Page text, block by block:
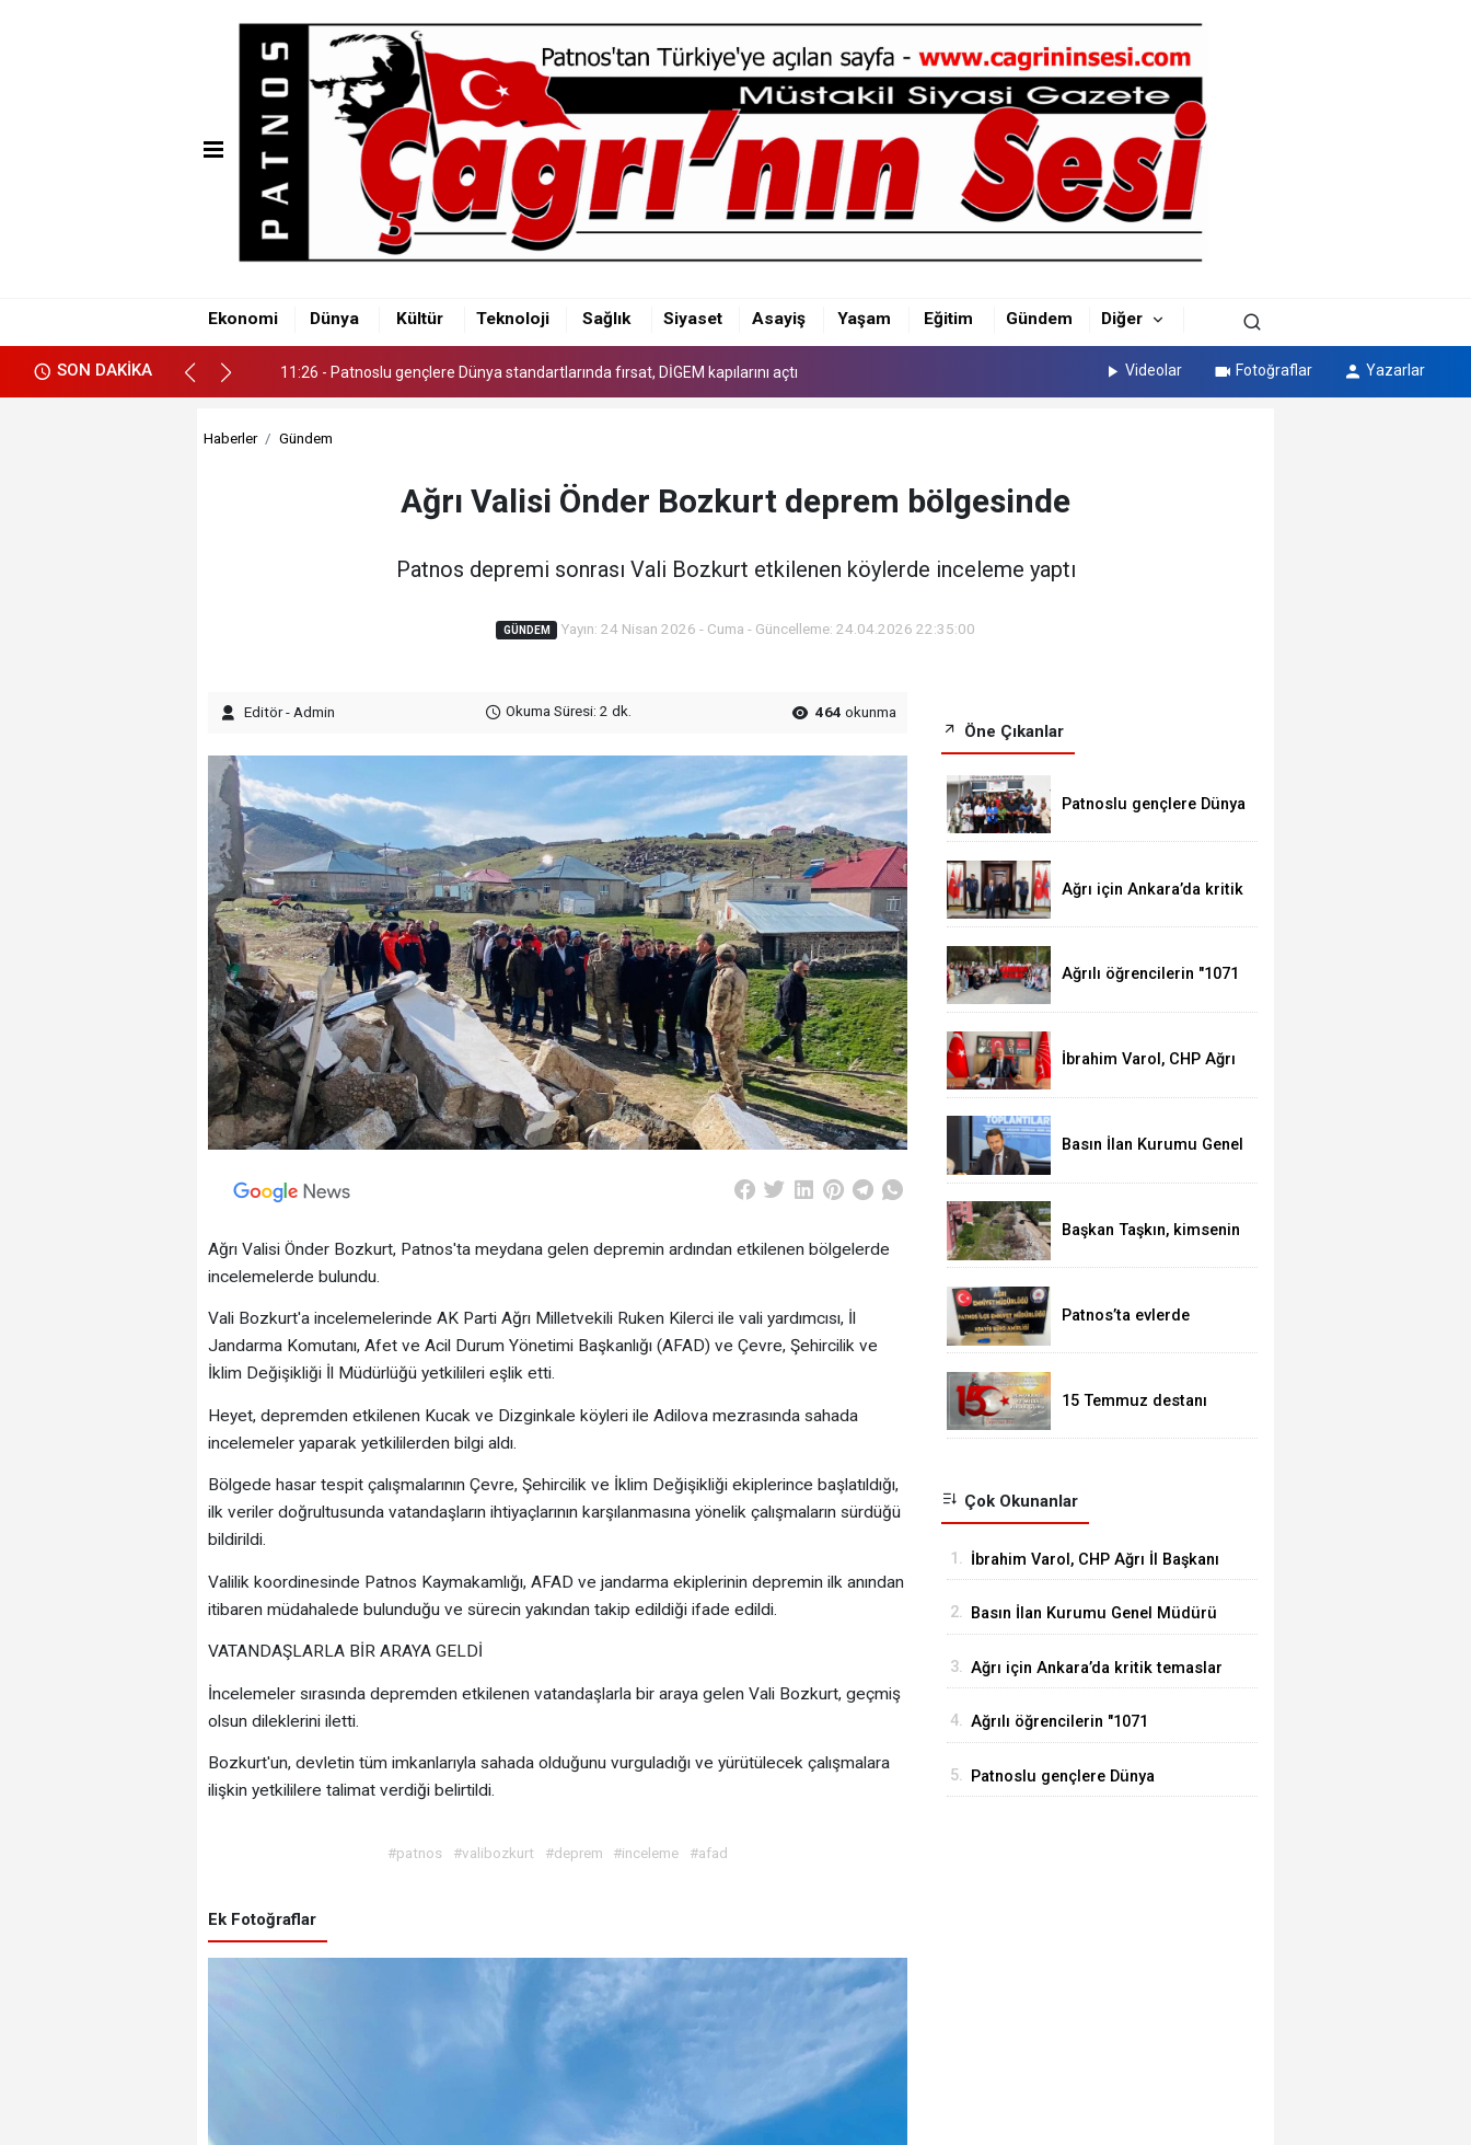
Ekonomi Dünya Kültür Teknoloji Sağlık Siyaset Asayiş Yaşam Eğitim Gündem Diğer
SON DAKİKA
11:26 - Patnoslu gençlere Dünya standartlarında fırsat, DİGEM kapılarını açtı
11:26 - Patnoslu gençlere Dünya standartlarında fırsat, DİGEM kapılarını açtı Videolar Fotoğraflar Yazarlar
Haberler Gündem
Ağrı Valisi Önder Bozkurt deprem bölgesinde
Patnos depremi sonrası Vali Bozkurt etkilenen köylerde inceleme yaptı
GÜNDEM Yayın: 24 Nisan 2026 - Cuma - Güncelleme: 24.04.2026 22:35:00
Editör - Admin Okuma Süresi: 2 dk. 464 okunma
Ağrı Valisi Önder Bozkurt, Patnos'ta meydana gelen depremin ardından etkilenen bölgelerde
incelemelerde bulundu.
Vali Bozkurt'a incelemelerinde AK Parti Ağrı Milletvekili Ruken Kilerci ile vali yardımcısı, İl
Jandarma Komutanı, Afet ve Acil Durum Yönetimi Başkanlığı (AFAD) ve Çevre, Şehircilik ve
İklim Değişikliği İl Müdürlüğü yetkilileri eşlik etti.
Heyet, depremden etkilenen Kucak ve Dizginkale köyleri ile Adilova mezrasında sahada
incelemeler yaparak yetkililerden bilgi aldı.
Bölgede hasar tespit çalışmalarının Çevre, Şehircilik ve İklim Değişikliği ekiplerince başlatıldığı,
ilk veriler doğrultusunda vatandaşların ihtiyaçlarının karşılanmasına yönelik çalışmaların sürdüğü
bildirildi.
Valilik koordinesinde Patnos Kaymakamlığı, AFAD ve jandarma ekiplerinin depremin ilk anından
itibaren müdahalede bulunduğu ve sürecin yakından takip edildiği ifade edildi.
VATANDAŞLARLA BİR ARAYA GELDİ
İncelemeler sırasında depremden etkilenen vatandaşlarla bir araya gelen Vali Bozkurt, geçmiş
olsun dileklerini iletti.
Bozkurt'un, devletin tüm imkanlarıyla sahada olduğunu vurguladığı ve yürütülecek çalışmalara
ilişkin yetkililere talimat verdiği belirtildi.
#patnos #valibozkurt #deprem #inceleme #afad
Ek Fotoğraflar
Öne Çıkanlar
Patnoslu gençlere Dünya
DİGEM kapılarını açtı
Ağrı için Ankara’da kritik
Ağrılı öğrencilerin "1071
Yüzyılı Vizyonuna"
sürüyor
İbrahim Varol, CHP Ağrı
görevine başladı
Basın İlan Kurumu Genel
gazetecilerle bir araya
Başkan Taşkın, kimsenin
etmeye hakkı yok
Patnos’ta evlerde
suçüstü yakalandı
15 Temmuz destanı
Çok Okunanlar
1. İbrahim Varol, CHP Ağrı İl Başkanı
2. Basın İlan Kurumu Genel Müdürü
araya geldi
3. Ağrı için Ankara’da kritik temaslar
4. Ağrılı öğrencilerin "1071
Vizyonuna" eğitim yolculuğu
5. Patnoslu gençlere Dünya